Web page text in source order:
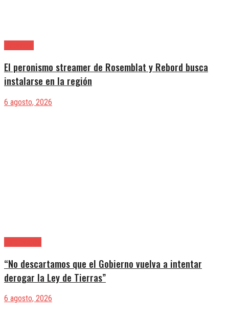
El peronismo streamer de Rosemblat y Rebord busca
instalarse en la región
6 agosto, 2026
“No descartamos que el Gobierno vuelva a intentar
derogar la Ley de Tierras”
6 agosto, 2026